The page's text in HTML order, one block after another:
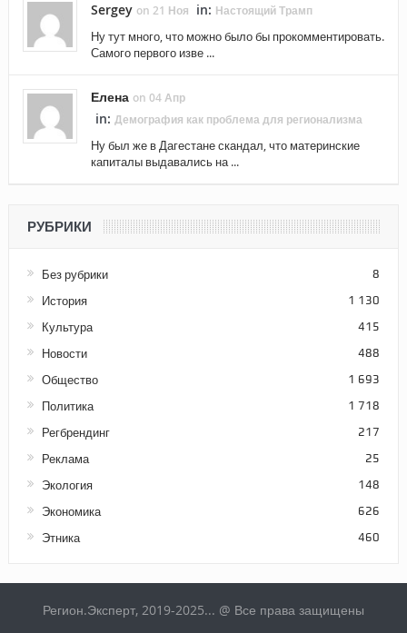
Sergey on 21 Ноя in: Настоящий Трамп
Ну тут много, что можно было бы прокомментировать.
Самого первого изве ...
Елена on 04 Апр
in: Демография как проблема для регионализма
Ну был же в Дагестане скандал, что материнские
капиталы выдавались на ...
РУБРИКИ
Без рубрики 8
История 1 130
Культура 415
Новости 488
Общество 1 693
Политика 1 718
Регбрендинг 217
Реклама 25
Экология 148
Экономика 626
Этника 460
Регион.Эксперт, 2019-2025... @ Все права защищены